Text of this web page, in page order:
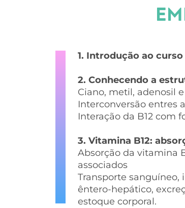
1. Introdução ao
2. Conhecendo a
Ciano, metil, adenosil
Interconversão entres
Interação da B12 com
3. Vitamina B12:
Absorção da vitamina
associados
Transporte sanguíneo,
êntero-hepático,
estoque corporal.